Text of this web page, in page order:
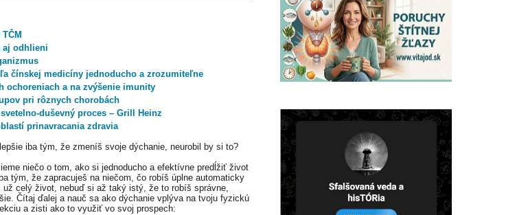
aj odhlieni
čínskej medicíny jednoducho a zrozumiteľne
ochoreniach a na zvýšenie imunity
pri rôznych chorobách
duševný proces – Grill Heinz
prinavracania zdravia
iba tým, že zmeníš svoje dýchanie, neurobil by si to?
niečo o tom, ako si jednoducho a efektívne predĺžiť život
tým, že zapracuješ na niečom, čo robíš úplne automaticky
už celý život, nebuď si až taký istý, že to robíš správne,
Čítaj ďalej a nauč sa ako dýchanie vplýva na tvoju fyzickú
a zisti ako to využiť vo svoj prospech: